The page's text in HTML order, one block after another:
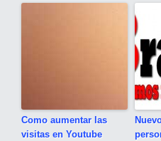
Como aumentar las
visitas en Youtube